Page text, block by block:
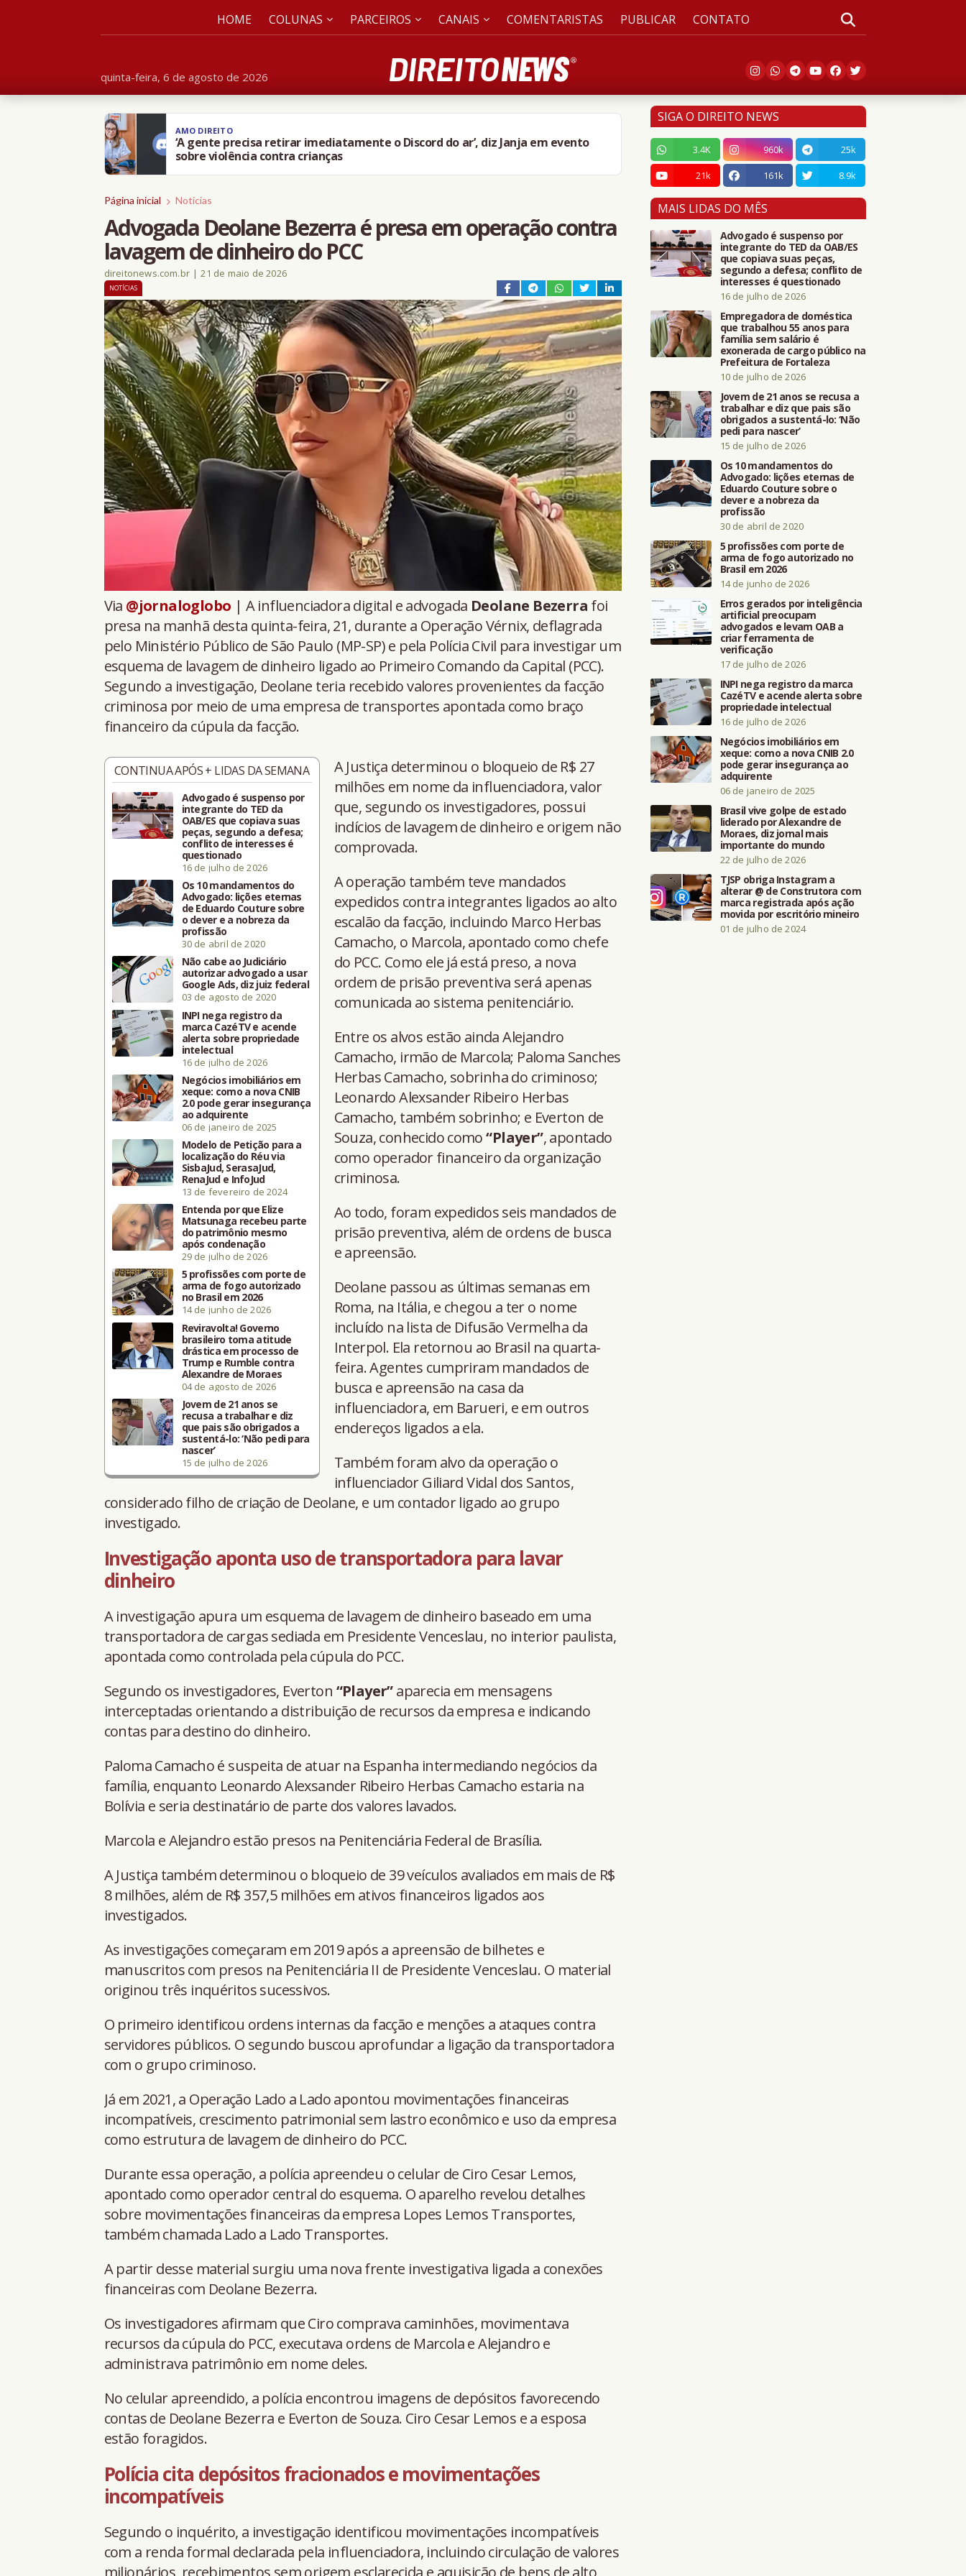
quinta-feira, 6 de agosto de 2026
HOME COLUNAS PARCEIROS CANAIS COMENTARISTAS PUBLICAR CONTATO
AMO DIREITO
‘A gente precisa retirar imediatamente o Discord do ar’, diz Janja em evento
sobre violência contra crianças
Página inicial Notícias
Advogada Deolane Bezerra é presa em operação contra
lavagem de dinheiro do PCC
direitonews.com.br | 21 de maio de 2026
NOTÍCIAS
Via @jornaloglobo | A influenciadora digital e advogada Deolane Bezerra foi
presa na manhã desta quinta-feira, 21, durante a Operação Vérnix, deflagrada
pelo Ministério Público de São Paulo (MP-SP) e pela Polícia Civil para investigar um
esquema de lavagem de dinheiro ligado ao Primeiro Comando da Capital (PCC).
Segundo a investigação, Deolane teria recebido valores provenientes da facção
criminosa por meio de uma empresa de transportes apontada como braço
financeiro da cúpula da facção.
CONTINUA APÓS + LIDAS DA SEMANA
Advogado é suspenso por
integrante do TED da
OAB/ES que copiava suas
peças, segundo a defesa;
conflito de interesses é
questionado
16 de julho de 2026
Os 10 mandamentos do
Advogado: lições eternas
de Eduardo Couture sobre
o dever e a nobreza da
profissão
30 de abril de 2020
Não cabe ao Judiciário
autorizar advogado a usar
Google Ads, diz juiz federal
03 de agosto de 2020
INPI nega registro da
marca CazéTV e acende
alerta sobre propriedade
intelectual
16 de julho de 2026
Negócios imobiliários em
xeque: como a nova CNIB
2.0 pode gerar insegurança
ao adquirente
06 de janeiro de 2025
Modelo de Petição para a
localização do Réu via
SisbaJud, SerasaJud,
RenaJud e InfoJud
13 de fevereiro de 2024
Entenda por que Elize
Matsunaga recebeu parte
do patrimônio mesmo
após condenação
29 de julho de 2026
5 profissões com porte de
arma de fogo autorizado
no Brasil em 2026
14 de junho de 2026
Reviravolta! Governo
brasileiro toma atitude
drástica em processo de
Trump e Rumble contra
Alexandre de Moraes
04 de agosto de 2026
Jovem de 21 anos se
recusa a trabalhar e diz
que pais são obrigados a
sustentá-lo: ‘Não pedi para
nascer’
15 de julho de 2026
A Justiça determinou o bloqueio de R$ 27
milhões em nome da influenciadora, valor
que, segundo os investigadores, possui
indícios de lavagem de dinheiro e origem não
comprovada.
A operação também teve mandados
expedidos contra integrantes ligados ao alto
escalão da facção, incluindo Marco Herbas
Camacho, o Marcola, apontado como chefe
do PCC. Como ele já está preso, a nova
ordem de prisão preventiva será apenas
comunicada ao sistema penitenciário.
Entre os alvos estão ainda Alejandro
Camacho, irmão de Marcola; Paloma Sanches
Herbas Camacho, sobrinha do criminoso;
Leonardo Alexsander Ribeiro Herbas
Camacho, também sobrinho; e Everton de
Souza, conhecido como“Player”, apontado
como operador financeiro da organização
criminosa.
Ao todo, foram expedidos seis mandados de
prisão preventiva, além de ordens de busca
e apreensão.
Deolane passou as últimas semanas em
Roma, na Itália, e chegou a ter o nome
incluído na lista de Difusão Vermelha da
Interpol. Ela retornou ao Brasil na quarta-
feira. Agentes cumpriram mandados de
busca e apreensão na casa da
influenciadora, em Barueri, e em outros
endereços ligados a ela.
Também foram alvo da operação o
influenciador Giliard Vidal dos Santos,
considerado filho de criação de Deolane, e um contador ligado ao grupo
investigado.
Investigação aponta uso de transportadora para lavar
dinheiro
A investigação apura um esquema de lavagem de dinheiro baseado em uma
transportadora de cargas sediada em Presidente Venceslau, no interior paulista,
apontada como controlada pela cúpula do PCC.
Segundo os investigadores, Everton “Player”aparecia em mensagens
interceptadas orientando a distribuição de recursos da empresa e indicando
contas para destino do dinheiro.
Paloma Camacho é suspeita de atuar na Espanha intermediando negócios da
família, enquanto Leonardo Alexsander Ribeiro Herbas Camacho estaria na
Bolívia e seria destinatário de parte dos valores lavados.
Marcola e Alejandro estão presos na Penitenciária Federal de Brasília.
A Justiça também determinou o bloqueio de 39 veículos avaliados em mais de R$
8 milhões, além de R$ 357,5 milhões em ativos financeiros ligados aos
investigados.
As investigações começaram em 2019 após a apreensão de bilhetes e
manuscritos com presos na Penitenciária II de Presidente Venceslau. O material
originou três inquéritos sucessivos.
O primeiro identificou ordens internas da facção e menções a ataques contra
servidores públicos. O segundo buscou aprofundar a ligação da transportadora
com o grupo criminoso.
Já em 2021, a Operação Lado a Lado apontou movimentações financeiras
incompatíveis, crescimento patrimonial sem lastro econômico e uso da empresa
como estrutura de lavagem de dinheiro do PCC.
Durante essa operação, a polícia apreendeu o celular de Ciro Cesar Lemos,
apontado como operador central do esquema. O aparelho revelou detalhes
sobre movimentações financeiras da empresa Lopes Lemos Transportes,
também chamada Lado a Lado Transportes.
A partir desse material surgiu uma nova frente investigativa ligada a conexões
financeiras com Deolane Bezerra.
Os investigadores afirmam que Ciro comprava caminhões, movimentava
recursos da cúpula do PCC, executava ordens de Marcola e Alejandro e
administrava patrimônio em nome deles.
No celular apreendido, a polícia encontrou imagens de depósitos favorecendo
contas de Deolane Bezerra e Everton de Souza. Ciro Cesar Lemos e a esposa
estão foragidos.
Polícia cita depósitos fracionados e movimentações
incompatíveis
Segundo o inquérito, a investigação identificou movimentações incompatíveis
com a renda formal declarada pela influenciadora, incluindo circulação de valores
SIGA O DIREITO NEWS
3.4K 960k
25k
21k
161k 8.9k
MAIS LIDAS DO MÊS
Advogado é suspenso por
integrante do TED da OAB/ES
que copiava suas peças,
segundo a defesa; conflito de
interesses é questionado
16 de julho de 2026
Empregadora de doméstica
que trabalhou 55 anos para
família sem salário é
exonerada de cargo público na
Prefeitura de Fortaleza
10 de julho de 2026
Jovem de 21 anos se recusa a
trabalhar e diz que pais são
obrigados a sustentá-lo: ‘Não
pedi para nascer’
15 de julho de 2026
Os 10 mandamentos do
Advogado: lições eternas de
Eduardo Couture sobre o
dever e a nobreza da
profissão
30 de abril de 2020
5 profissões com porte de
arma de fogo autorizado no
Brasil em 2026
14 de junho de 2026
Erros gerados por inteligência
artificial preocupam
advogados e levam OAB a
criar ferramenta de
verificação
17 de julho de 2026
INPI nega registro da marca
CazéTV e acende alerta sobre
propriedade intelectual
16 de julho de 2026
Negócios imobiliários em
xeque: como a nova CNIB 2.0
pode gerar insegurança ao
adquirente
06 de janeiro de 2025
Brasil vive golpe de estado
liderado por Alexandre de
Moraes, diz jornal mais
importante do mundo
22 de julho de 2026
TJSP obriga Instagram a
alterar @ de Construtora com
marca registrada após ação
movida por escritório mineiro
01 de julho de 2024